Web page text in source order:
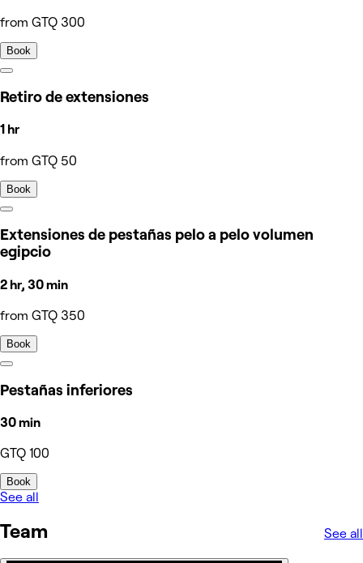
from GTQ 300
Book
Retiro de extensiones
1 hr
from GTQ 50
Book
Extensiones de pestañas pelo a pelo volumen
egipcio
2 hr, 30 min
from GTQ 350
Book
Pestañas inferiores
30 min
GTQ 100
Book
See all
Team See all